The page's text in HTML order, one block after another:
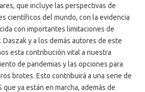
que incluye las perspectivas de
científicos del mundo, con la evidencia
con importantes limitaciones de
Daszak y a los demás autores de este
esta contribución vital a nuestra
de pandemias y las opciones para
brotes. Esto contribuirá a una serie de
que ya están en marcha, además de